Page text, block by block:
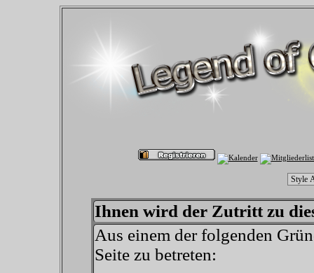
Ihnen wird der Zutritt zu
Aus einem der folgenden
Seite zu betreten: